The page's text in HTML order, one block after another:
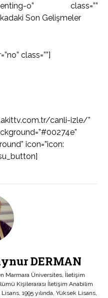
o” class=””
Son Gelişmeler
class=””]
canli-izle/”
icon=”icon:
DERMAN
Marmara Üniversites, İletişim
Kişilerarası İletişim Anabilim
Lisans, 1995 yılında, Yüksek Lisans,